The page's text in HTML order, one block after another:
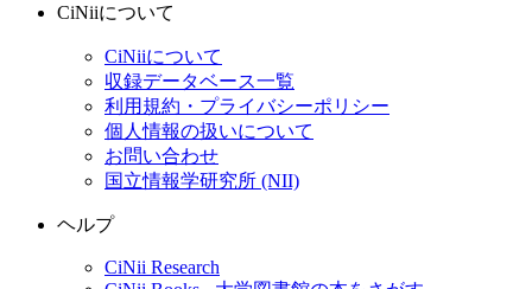
CiNiiについて
CiNiiについて
収録データベース一覧
利用規約・プライバシーポリシー
個人情報の扱いについて
お問い合わせ
国立情報学研究所 (NII)
ヘルプ
CiNii Research